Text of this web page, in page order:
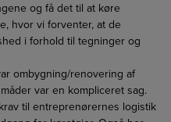
og få det til at køre
hvor vi forventer, at de
i forhold til tegninger og
ombygning/renovering af
var en kompliceret sag.
til entreprenørernes logistik